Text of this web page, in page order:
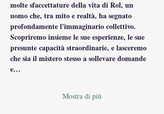
molte sfaccettature della vita di Rol, un
uomo che, tra mito e realtà, ha segnato
profondamente l'immaginario collettivo.
Scopriremo insieme le sue esperienze, le sue
presunte capacità straordinarie, e lasceremo
che sia il mistero stesso a sollevare domande
e…
Mostra di più